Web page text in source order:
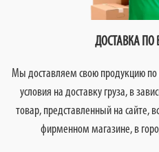
ДОСТАВКА ПО
Мы доставляем свою продукцию по
условия на доставку груза, в
товар, представленный на сайте,
фирменном магазине, в